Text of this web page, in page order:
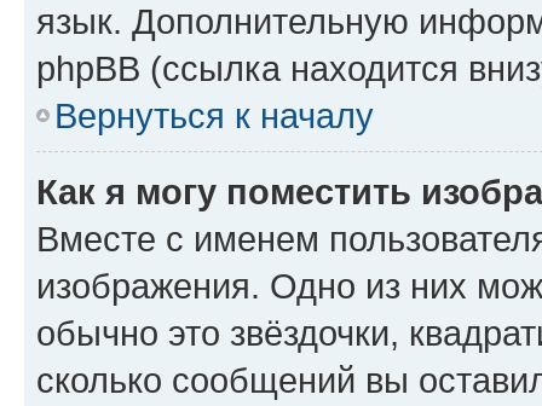
язык. Дополнительную
phpBB (ссылка находится
Вернуться к началу
Как я могу поместить
Вместе с именем
изображения. Одно из них
обычно это звёздочки,
сколько сообщений вы